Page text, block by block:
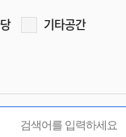
기타공간